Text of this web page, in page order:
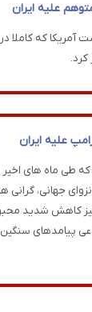
علیه ایران
که کاملا در
کرد.
علیه ایران
طی ماه های اخیر
جهانی،
کاهش شدید
پیامدهای سنگین